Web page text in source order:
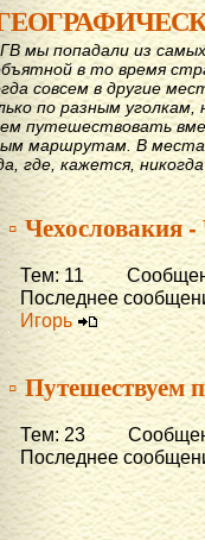
мы попадали из
в то время
совсем в другие
по разным
путешествовать
маршрутам. В
где, кажется,
▫ Чехословакия
Тем: 11
Последнее
Игорь
▫ Путешествуем
Тем: 23
Последнее